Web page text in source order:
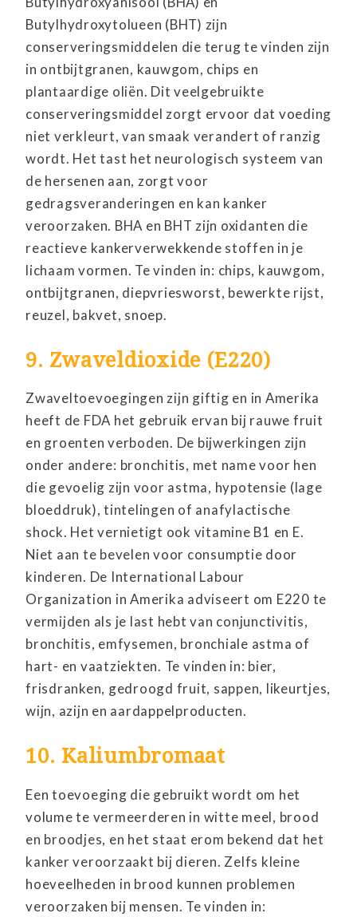
Butylhydroxytolueen (BHT) zijn
conserveringsmiddelen die terug te vinden zijn
in ontbijtgranen, kauwgom, chips en
plantaardige oliën. Dit veelgebruikte
conserveringsmiddel zorgt ervoor dat voeding
niet verkleurt, van smaak verandert of ranzig
wordt. Het tast het neurologisch systeem van
de hersenen aan, zorgt voor
gedragsveranderingen en kan kanker
veroorzaken. BHA en BHT zijn oxidanten die
reactieve kankerverwekkende stoffen in je
lichaam vormen. Te vinden in: chips, kauwgom,
ontbijtgranen, diepvriesworst, bewerkte rijst,
reuzel, bakvet, snoep.
9. Zwaveldioxide (E220)
Zwaveltoevoegingen zijn giftig en in Amerika
heeft de FDA het gebruik ervan bij rauwe fruit
en groenten verboden. De bijwerkingen zijn
onder andere: bronchitis, met name voor hen
die gevoelig zijn voor astma, hypotensie (lage
bloeddruk), tintelingen of anafylactische
shock. Het vernietigt ook vitamine B1 en E.
Niet aan te bevelen voor consumptie door
kinderen. De International Labour
Organization in Amerika adviseert om E220 te
vermijden als je last hebt van conjunctivitis,
bronchitis, emfysemen, bronchiale astma of
hart- en vaatziekten. Te vinden in: bier,
frisdranken, gedroogd fruit, sappen, likeurtjes,
wijn, azijn en aardappelproducten.
10. Kaliumbromaat
Een toevoeging die gebruikt wordt om het
volume te vermeerderen in witte meel, brood
en broodjes, en het staat erom bekend dat het
kanker veroorzaakt bij dieren. Zelfs kleine
hoeveelheden in brood kunnen problemen
veroorzaken bij mensen. Te vinden in: